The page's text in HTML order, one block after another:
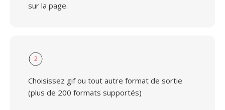
sur la page.
2
Choisissez gif ou tout autre format de sortie
(plus de 200 formats supportés)